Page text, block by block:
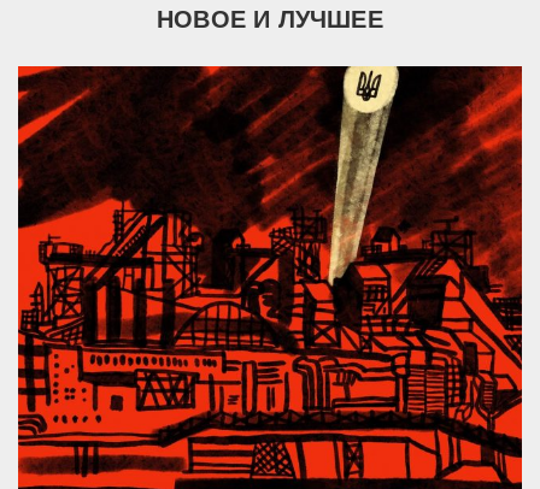
НОВОЕ И ЛУЧШЕЕ